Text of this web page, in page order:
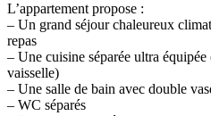
L’appartement propose :
– Un grand séjour chaleureux
repas
– Une cuisine séparée ultra
vaisselle)
– Une salle de bain avec double
– WC séparés